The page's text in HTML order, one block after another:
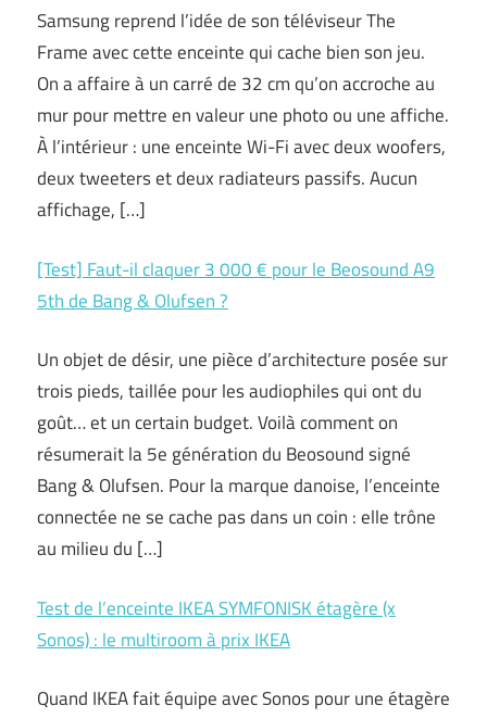
Samsung reprend l’idée de son téléviseur The
Frame avec cette enceinte qui cache bien son jeu.
On a affaire à un carré de 32 cm qu’on accroche au
mur pour mettre en valeur une photo ou une affiche.
À l’intérieur : une enceinte Wi-Fi avec deux woofers,
deux tweeters et deux radiateurs passifs. Aucun
affichage, […]
[Test] Faut-il claquer 3 000 € pour le Beosound A9
5th de Bang & Olufsen ?
Un objet de désir, une pièce d’architecture posée sur
trois pieds, taillée pour les audiophiles qui ont du
goût… et un certain budget. Voilà comment on
résumerait la 5e génération du Beosound signé
Bang & Olufsen. Pour la marque danoise, l’enceinte
connectée ne se cache pas dans un coin : elle trône
au milieu du […]
Test de l’enceinte IKEA SYMFONISK étagère (x
Sonos) : le multiroom à prix IKEA
Quand IKEA fait équipe avec Sonos pour une étagère